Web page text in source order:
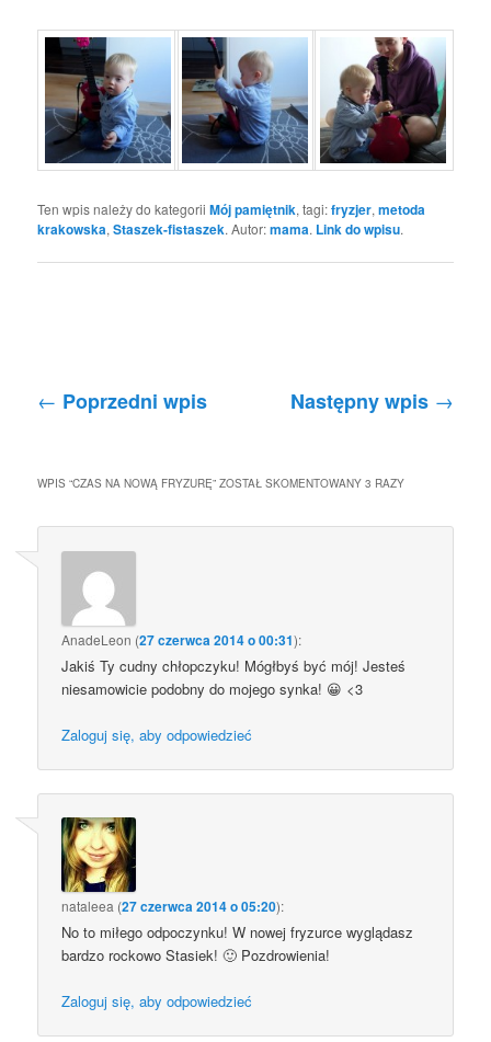
Ten wpis należy do kategoriiMój pamiętnik, tagi:fryzjer,metoda
krakowska,Staszek-fistaszek. Autor:mama. Link do wpisu.
Nawigacja po wpisach
← Poprzedni wpis Następny wpis →
WPIS “CZAS NA NOWĄ FRYZURĘ” ZOSTAŁ SKOMENTOWANY 3 RAZY
AnadeLeon (27 czerwca 2014 o 00:31):
Jakiś Ty cudny chłopczyku! Mógłbyś być mój! Jesteś
niesamowicie podobny do mojego synka! 😀 <3
Zaloguj się, aby odpowiedzieć
nataleea (27 czerwca 2014 o 05:20):
No to miłego odpoczynku! W nowej fryzurce wyglądasz
bardzo rockowo Stasiek! 🙂 Pozdrowienia!
Zaloguj się, aby odpowiedzieć